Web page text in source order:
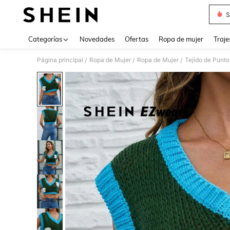
Categorías Novedades Ofertas Ropa de mujer
Página principal / Ropa de Mujer / Ropa de Mujer / Tejido de